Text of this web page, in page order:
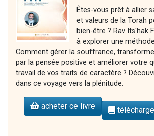
Êtes-vous prêt à allier
et valeurs de la Torah
bien-être ? Rav Its'hak
à explorer une
Comment gérer la souffrance,
par la pensée positive et améliorer votre
travail de vos traits de caractère ?
dans ce voyage vers la plénitude.
acheter ce livre